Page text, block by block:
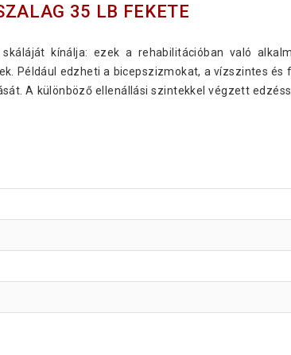
35 LB FEKETE
kínálja: ezek a rehabilitációban való
Például edzheti a bicepszizmokat, a vízszintes
A különböző ellenállási szintekkel végzett